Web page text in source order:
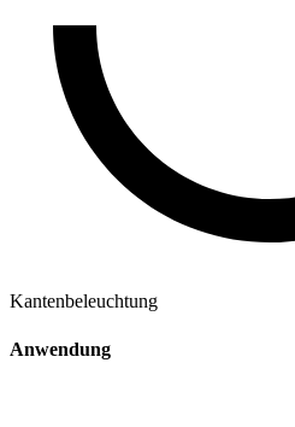
Kantenbeleuchtung
Anwendung